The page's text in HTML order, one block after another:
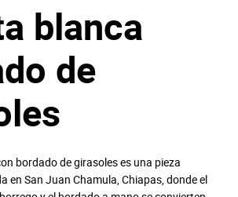
blanca
de
bordado de girasoles es una pieza
en San Juan Chamula, Chiapas, donde el